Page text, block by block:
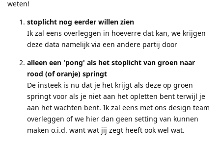
weten!
stoplicht nog eerder willen zien
Ik zal eens overleggen in hoeverre dat kan, we krijgen
deze data namelijk via een andere partij door
alleen een 'pong' als het stoplicht van groen naar
rood (of oranje) springt
De insteek is nu dat je het krijgt als deze op groen
springt voor als je niet aan het opletten bent terwijl je
aan het wachten bent. Ik zal eens met ons design team
overleggen of we hier dan geen setting van kunnen
maken o.i.d. want wat jij zegt heeft ook wel wat.